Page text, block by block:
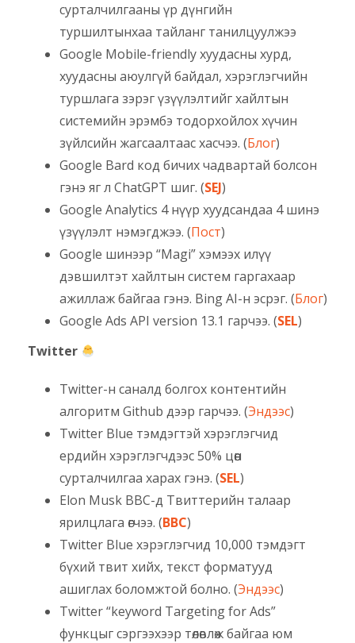
сурталчилгааны үр дүнгийн
туршилтынхаа тайланг танилцуулжээ
Google Mobile-friendly хуудасны хурд,
хуудасны аюулгүй байдал, хэрэглэгчийн
туршлага зэрэг үзүүлэлтийг хайлтын
системийн эрэмбэ тодорхойлох хүчин
зүйлсийн жагсаалтаас хасчээ. (Блог)
Google Bard код бичих чадвартай болсон
гэнэ яг л ChatGPT шиг. (SEJ)
Google Analytics 4 нүүр хуудсандаа 4 шинэ
үзүүлэлт нэмэгджээ. (Пост)
Google шинээр “Magi” хэмээх илүү
дэвшилтэт хайлтын систем гаргахаар
ажиллаж байгаа гэнэ. Bing AI-н эсрэг. (Блог)
Google Ads API version 13.1 гарчээ. (SEL)
Twitter
Twitter-н саналд болгох контентийн
алгоритм Github дээр гарчээ. (Эндээс)
Twitter Blue тэмдэгтэй хэрэглэгчид
ердийн хэрэглэгчдээс 50% цөөн
сурталчилгаа харах гэнэ. (SEL)
Elon Мusk BBC-д Твиттерийн талаар
ярилцлага өгчээ. (BBC)
Twitter Blue хэрэглэгчид 10,000 тэмдэгт
бүхий твит хийх, текст форматууд
ашиглах боломжтой болно. (Эндээс)
Twitter “keyword Targeting for Ads”
функцыг сэргээхээр төлөвлөж байгаа юм